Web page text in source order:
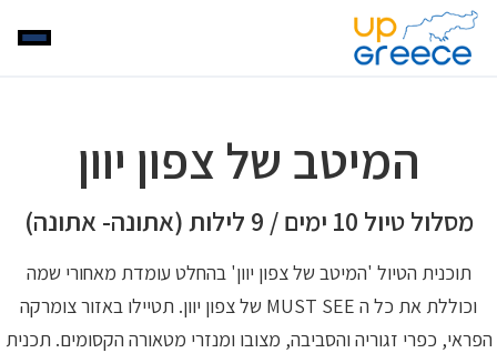
המיטב של צפון יוון
מסלול טיול 10 ימים / 9 לילות (אתונה- אתונה)
תוכנית הטיול 'המיטב של צפון יוון' בהחלט עומדת מאחורי שמה
וכוללת את כל ה MUST SEE של צפון יוון. תטיילו באזור צומרקה
הפראי, כפרי זגוריה והסביבה, מצובו ומנזרי מטאורה הקסומים. תכנית